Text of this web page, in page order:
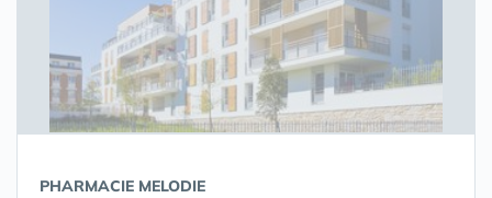
PHARMACIE MELODIE